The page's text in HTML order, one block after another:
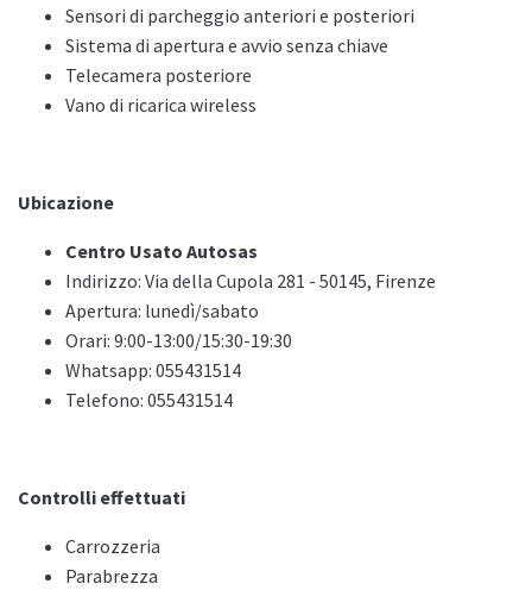
Sensori di parcheggio anteriori e posteriori
Sistema di apertura e avvio senza chiave
Telecamera posteriore
Vano di ricarica wireless
Ubicazione
Centro Usato Autosas
Indirizzo: Via della Cupola 281 - 50145, Firenze
Apertura: lunedì/sabato
Orari: 9:00-13:00/15:30-19:30
Whatsapp: 055431514
Telefono: 055431514
Controlli effettuati
Carrozzeria
Parabrezza